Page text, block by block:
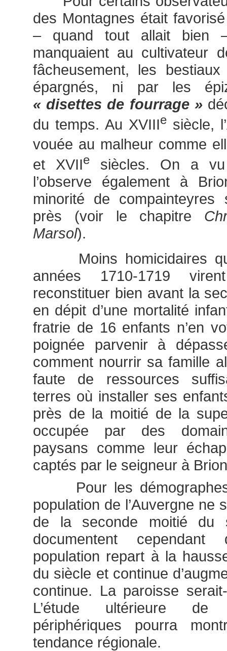
des Montagnes était
– quand tout allait bien
manquaient au cultivateur
fâcheusement, les
épargnés, ni par les
« disettes de fourrage »
du temps. Au XVIIIesiècle,
vouée au malheur comme
et XVIIe
siècles. On a
l’observe également à
minorité de compainteyres
près (voir le chapitre
Marsol).
Moins homicidaires
années 1710-1719
reconstituer bien avant la
en dépit d’une mortalité
fratrie de 16 enfants n’en
poignée parvenir à
comment nourrir sa famille
faute de ressources
terres où installer ses
près de la moitié de la
occupée par des
paysans comme leur
captés par le seigneur à
Pour les démographes
population de l’Auvergne ne
de la seconde moitié du
documentent
population repart à la
du siècle et continue
continue. La paroisse
L’étude ultérieure de
périphériques pourra
tendance régionale.